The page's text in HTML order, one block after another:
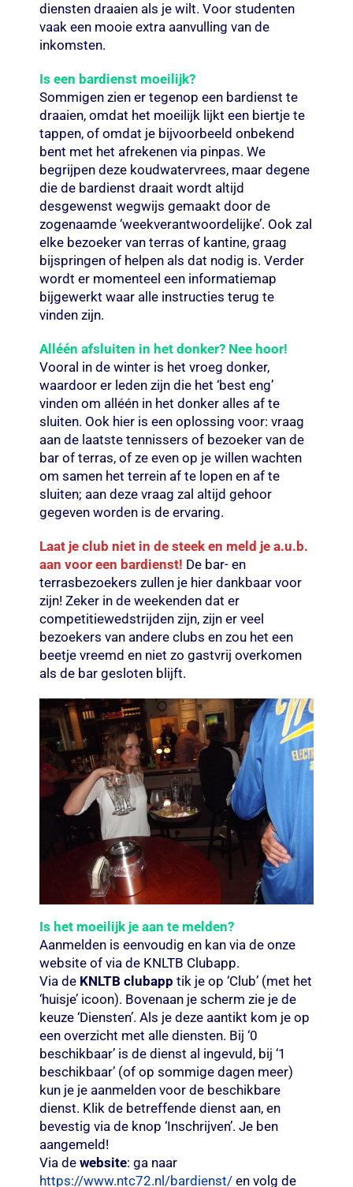
diensten draaien als je wilt. Voor studenten
vaak een mooie extra aanvulling van de
inkomsten.
Is een bardienst moeilijk?
Sommigen zien er tegenop een bardienst te
draaien, omdat het moeilijk lijkt een biertje te
tappen, of omdat je bijvoorbeeld onbekend
bent met het afrekenen via pinpas. We
begrijpen deze koudwatervrees, maar degene
die de bardienst draait wordt altijd
desgewenst wegwijs gemaakt door de
zogenaamde ‘weekverantwoordelijke’. Ook zal
elke bezoeker van terras of kantine, graag
bijspringen of helpen als dat nodig is. Verder
wordt er momenteel een informatiemap
bijgewerkt waar alle instructies terug te
vinden zijn.
Alléén afsluiten in het donker? Nee hoor!
Vooral in de winter is het vroeg donker,
waardoor er leden zijn die het ‘best eng’
vinden om alléén in het donker alles af te
sluiten. Ook hier is een oplossing voor: vraag
aan de laatste tennissers of bezoeker van de
bar of terras, of ze even op je willen wachten
om samen het terrein af te lopen en af te
sluiten; aan deze vraag zal altijd gehoor
gegeven worden is de ervaring.
Laat je club niet in de steek en meld je a.u.b.
aan voor een bardienst! De bar- en
terrasbezoekers zullen je hier dankbaar voor
zijn! Zeker in de weekenden dat er
competitiewedstrijden zijn, zijn er veel
bezoekers van andere clubs en zou het een
beetje vreemd en niet zo gastvrij overkomen
als de bar gesloten blijft.
Is het moeilijk je aan te melden?
Aanmelden is eenvoudig en kan via de onze
website of via de KNLTB Clubapp.
Via de KNLTB clubapp tik je op ‘Club’ (met het
‘huisje’ icoon). Bovenaan je scherm zie je de
keuze ‘Diensten’. Als je deze aantikt kom je op
een overzicht met alle diensten. Bij ‘0
beschikbaar’ is de dienst al ingevuld, bij ‘1
beschikbaar’ (of op sommige dagen meer)
kun je je aanmelden voor de beschikbare
dienst. Klik de betreffende dienst aan, en
bevestig via de knop ‘Inschrijven’. Je ben
aangemeld!
Via de website: ga naar
https://www.ntc72.nl/bardienst/en volg de